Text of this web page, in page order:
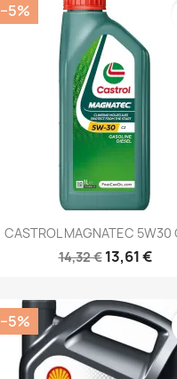
CASTROL MAGNATEC 5W30
14,32 € 13,61 €
−5%
−5%